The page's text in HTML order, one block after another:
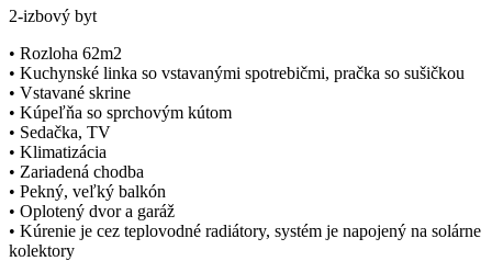
2-izbový byt
• Rozloha 62m2
• Kuchynské linka so vstavanými spotrebičmi, pračka so sušičkou
• Vstavané skrine
• Kúpeľňa so sprchovým kútom
• Sedačka, TV
• Klimatizácia
• Zariadená chodba
• Pekný, veľký balkón
• Oplotený dvor a garáž
• Kúrenie je cez teplovodné radiátory, systém je napojený na solárne
kolektory